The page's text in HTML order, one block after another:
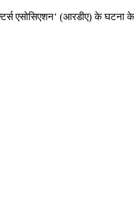
एसोसिएशन’ (आरडीए) के घटना